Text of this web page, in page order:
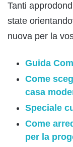
Tanti
state
nuova per la
Guida
Come
casa
Speciale
Come
per la